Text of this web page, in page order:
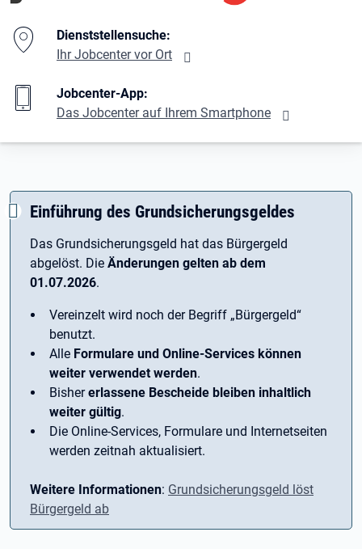
Dienststellensuche:
Ihr Jobcenter vor Ort
Jobcenter-App:
Das Jobcenter auf Ihrem Smartphone
Einführung des Grundsicherungsgeldes
Das Grundsicherungsgeld hat das Bürgergeld
abgelöst. Die Änderungen gelten ab dem
01.07.2026.
Vereinzelt wird noch der Begriff ­„Bürgergeld“
benutzt.
Alle Formulare und Online-Services können
weiter verwendet werden.
Bishererlassene Bescheide bleiben inhaltlich
weiter gültig.
Die Online-Services, Formulare und Internetseiten
werden zeitnah aktualisiert.
Weitere Informationen: Grundsicherungsgeld löst
Bürgergeld ab